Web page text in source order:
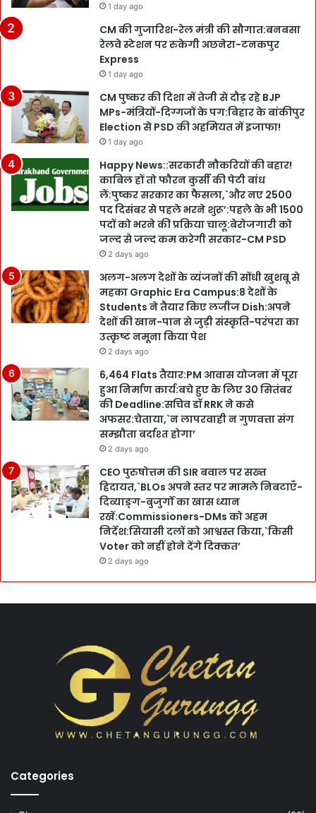
1 day ago
CM की गुजारिश-रेल मंत्री की सौगात:बनबसा
रेलवे स्टेशन पर रुकेगी अछनेरा-टनकपुर
Express
1 day ago
CM पुष्कर की दिशा में तेजी से दौड़ रहे BJP
MPs-मंत्रियों-दिग्गजों के पग:बिहार के बांकीपुर
Election से PSD की अहमियत में इजाफा!
1 day ago
Happy News::सरकारी नौकरियों की बहार!
काबिल हों तो फौरन कुर्सी की पेटी बांध
लें:पुष्कर सरकार का फैसला,`और नए 2500
पद दिसंबर से पहले भरने शुरू’:पहले के भी 1500
पदों को भरने की प्रक्रिया चालू:बेरोजगारी को
जल्द से जल्द कम करेगी सरकार-CM PSD
2 days ago
अलग-अलग देशों के व्यंजनों की सोंधी खुशबू से
महका Graphic Era Campus:8 देशों के
Students ने तैयार किए लजीज Dish:अपने
देशों की खान-पान से जुड़ी संस्कृति-परंपरा का
उत्कृष्ट नमूना किया पेश
2 days ago
6,464 Flats तैयार:PM आवास योजना में पूरा
हुआ निर्माण कार्य:बचे हुए के लिए 30 सितंबर
की Deadline:सचिव डॉ RRK ने कसे
अफसर:चेताया,`न लापरवाही न गुणवत्ता संग
सम्झौता बर्दाश्त होगा’
2 days ago
CEO पुरुषोत्तम की SIR बवाल पर सख्त
हिदायत,`BLOs अपने स्तर पर मामले निबटाएँ-
दिव्याङ्ग-बुजुर्गों का खास ध्यान
रखें:Commissioners-DMs को अहम
निर्देश:सियासी दलों को आश्वस्त किया,`किसी
Voter को नहीं होने देंगे दिक्कत’
2 days ago
Categories